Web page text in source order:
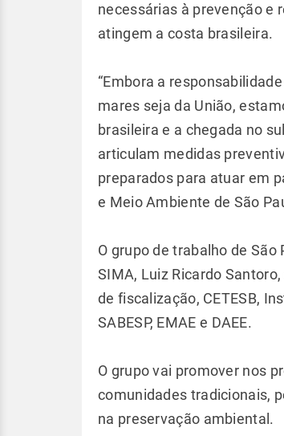
necessárias à prevenção e
atingem a costa brasileira.
“Embora a
mares seja da União,
brasileira e a chegada no
articulam medidas
preparados para atuar em
e Meio Ambiente de São
O grupo de trabalho de
SIMA, Luiz Ricardo
de fiscalização, CETESB,
SABESP, EMAE e DAEE.
O grupo vai promover nos
comunidades tradicionais,
na preservação ambiental.